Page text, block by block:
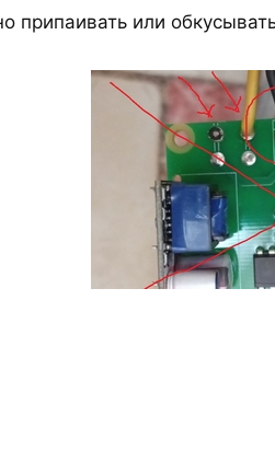
припаивать или